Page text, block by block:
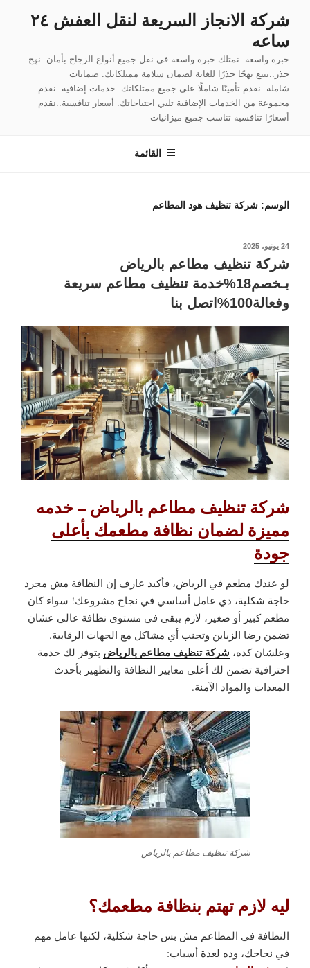
المحتوى
شركة الانجاز السريعة لنقل العفش ٢٤
ساعه
خبرة واسعة..نمتلك خبرة واسعة في نقل جميع أنواع الزجاج بأمان. نهج
حذر..نتبع نهجًا حذرًا للغاية لضمان سلامة ممتلكاتك. ضمانات
شاملة..نقدم تأمينًا شاملًا على جميع ممتلكاتك. خدمات إضافية..نقدم
مجموعة من الخدمات الإضافية تلبي احتياجاتك. أسعار تنافسية..نقدم
أسعارًا تنافسية تناسب جميع ميزانيات
القائمة
الوسم: شركة تنظيف هود المطاعم
نُشر
24 يونيو، 2025
شركة تنظيف مطاعم بالرياض
بـخصم18%خدمة تنظيف مطاعم سريعة
وفعالة100%اتصل بنا
شركة تنظيف مطاعم بالرياض – خدمه
مميزة لضمان نظافة مطعمك بأعلى
جودة
لو عندك مطعم في الرياض، فأكيد عارف إن النظافة مش مجرد
حاجة شكلية، دي عامل أساسي في نجاح مشروعك! سواء كان
مطعم كبير أو صغير، لازم يبقى في مستوى نظافة عالي عشان
تضمن رضا الزباين وتجنب أي مشاكل مع الجهات الرقابية.
وعلشان كده، شركة تنظيف مطاعم بالرياض بتوفر لك خدمة
احترافية تضمن لك أعلى معايير النظافة والتطهير بأحدث
المعدات والمواد الآمنة.
شركة تنظيف مطاعم بالرياض
ليه لازم تهتم بنظافة مطعمك؟
النظافة في المطاعم مش بس حاجة شكلية، لكنها عامل مهم
في نجاحك، وده لعدة أسباب: